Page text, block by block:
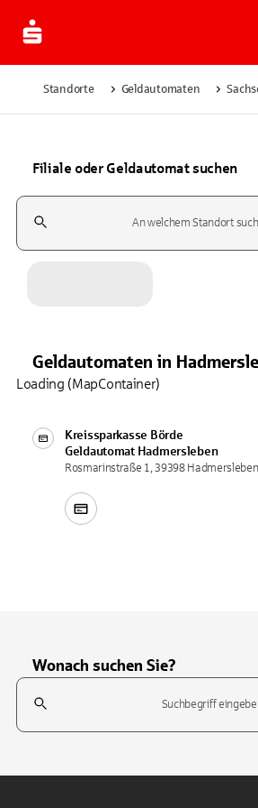
Standorte Geldautomaten
Filiale oder Geldautomat suchen
Suchfeld
Geldautomaten in
Kreissparkasse Börde
Geldautomat Hadmersleben
Rosmarinstraße 1, 39398 Hadmersleben
Loading (MapContainer)
Wonach suchen Sie?
Suchfeld